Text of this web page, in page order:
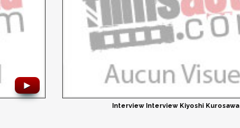
►
Interview Interview Kiyoshi Kurosawa